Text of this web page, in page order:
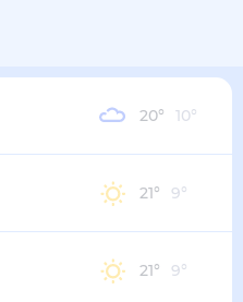
20° 10°
21° 9°
21° 9°